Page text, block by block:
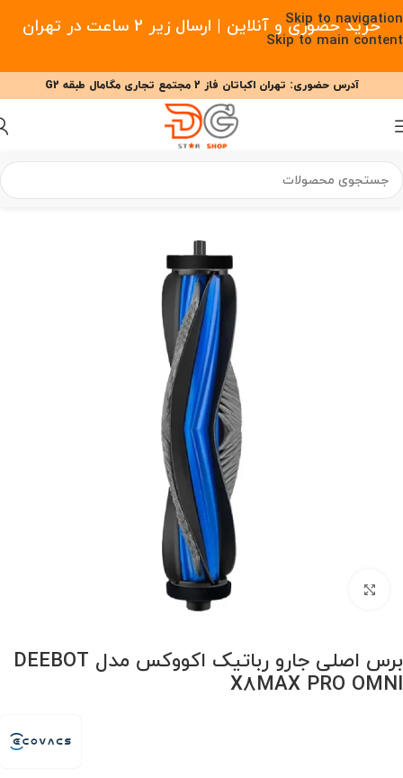
Skip to navigation
Skip to main content
خرید حضوری و آنلاین | ارسال زیر 2 ساعت در تهران
09377477910 - 09127708341 علیزاده
آدرس حضوری: تهران اکباتان فاز 2 مجتمع تجاری مگامال طبقه G2
هوشمند/لوازم جانبی جارو رباتیک/لوازم جانبی جارو رباتیک اکووکس
برای بزرگنمایی کلیک کنید
برس اصلی جارو رباتیک اکووکس مدل DEEBOT
X8MAX PRO OMNI